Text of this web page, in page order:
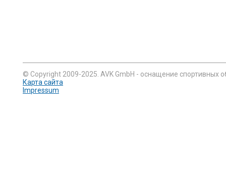
© Copyright 2009-2025. AVK GmbH - оснащение спортивных
Карта сайта
Impressum